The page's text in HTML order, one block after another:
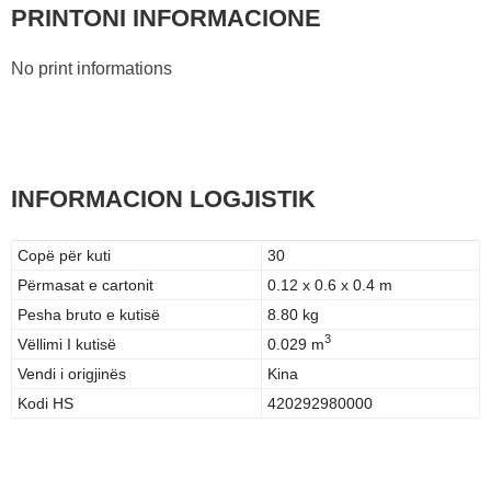
PRINTONI INFORMACIONE
No print informations
INFORMACION LOGJISTIK
Copë për kuti
30
Përmasat e cartonit
0.12 x 0.6 x 0.4 m
Pesha bruto e kutisë
8.80 kg
Vëllimi I kutisë
0.029 m3
Vendi i origjinës
Kina
Kodi HS
420292980000